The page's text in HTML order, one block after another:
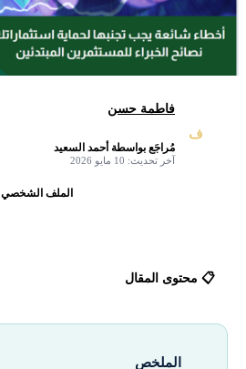
ف
فاطمة حسن
مُراجَع بواسطة أحمد السعيد
آخر تحديث: 10 مايو 2026
الملف الشخصي
📋 محتوى المقال
الملخص